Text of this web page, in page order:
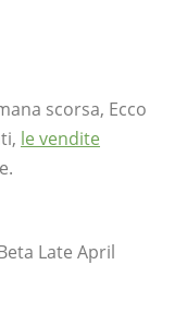
scorsa, Ecco
le vendite
Late April